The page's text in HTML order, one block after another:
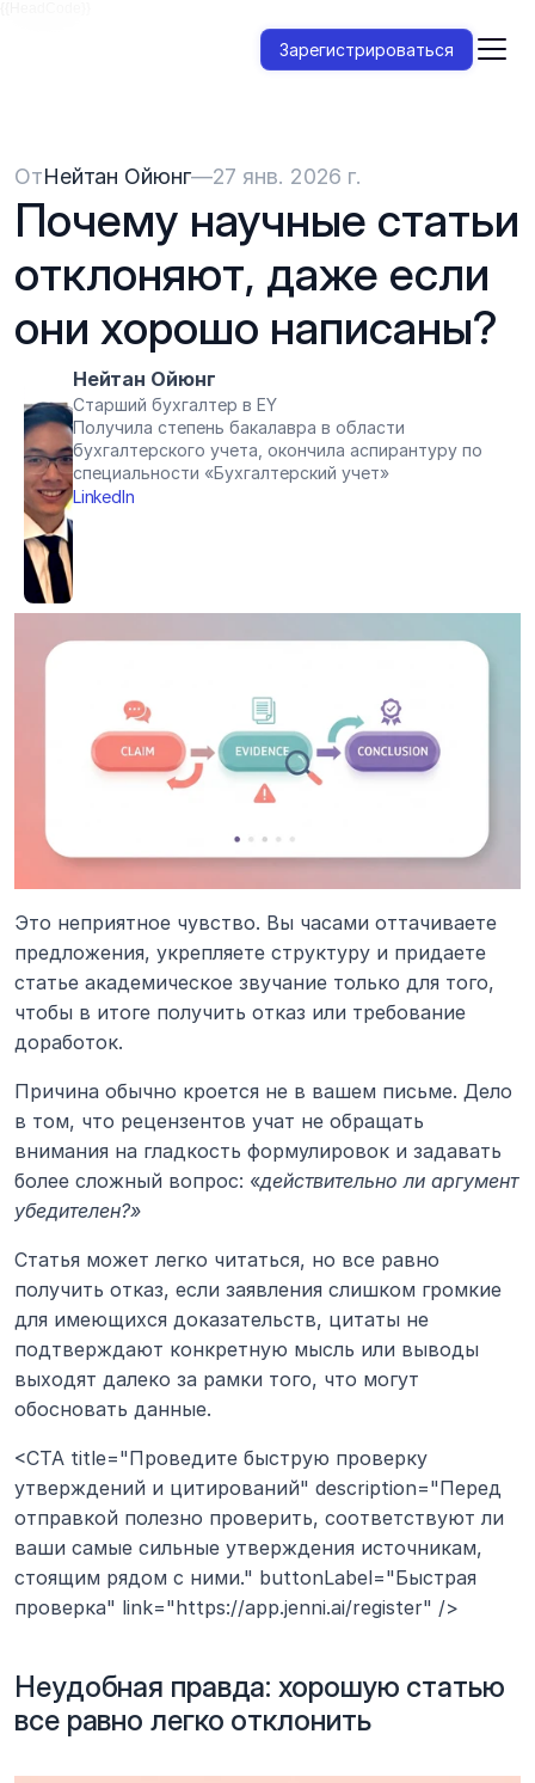
Зарегистрироваться
ОтНейтан Ойюнг—27 янв. 2026 г.
Почему научные статьи
отклоняют, даже если
они хорошо написаны?
Нейтан Ойюнг
Старший бухгалтер в EY
Получила степень бакалавра в области
бухгалтерского учета, окончила аспирантуру по
специальности «Бухгалтерский учет»
LinkedIn
Это неприятное чувство. Вы часами оттачиваете
предложения, укрепляете структуру и придаете
статье академическое звучание только для того,
чтобы в итоге получить отказ или требование
доработок.
Причина обычно кроется не в вашем письме. Дело
в том, что рецензентов учат не обращать
внимания на гладкость формулировок и задавать
более сложный вопрос: «действительно ли аргумент
убедителен?»
Статья может легко читаться, но все равно
получить отказ, если заявления слишком громкие
для имеющихся доказательств, цитаты не
подтверждают конкретную мысль или выводы
выходят далеко за рамки того, что могут
обосновать данные.
<CTA title="Проведите быструю проверку
утверждений и цитирований" description="Перед
отправкой полезно проверить, соответствуют ли
ваши самые сильные утверждения источникам,
стоящим рядом с ними." buttonLabel="Быстрая
проверка" link="https://app.jenni.ai/register" />
Неудобная правда: хорошую статью
все равно легко отклонить